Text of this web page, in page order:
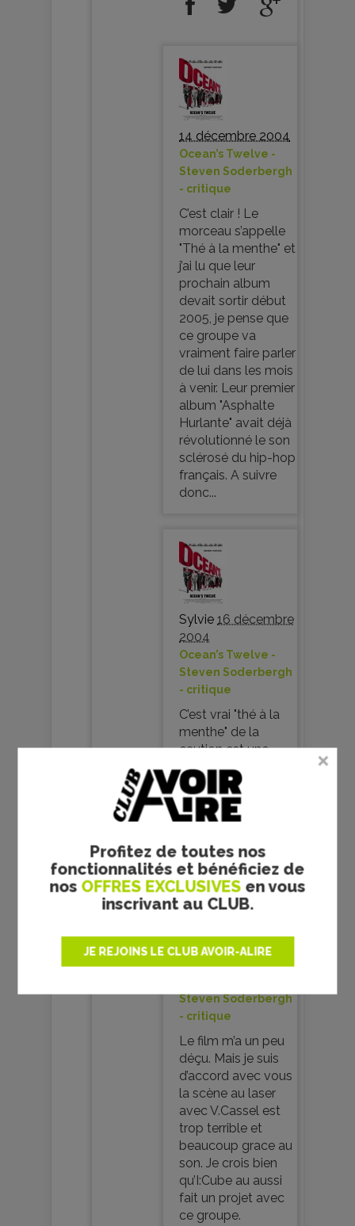
Profitez de toutes nos
fonctionnalités et bénéficiez de
nos OFFRES EXCLUSIVES en vous
inscrivant au CLUB.
JE REJOINS LE CLUB AVOIR-ALIRE
14 décembre 2004
Ocean’s Twelve -
Steven Soderbergh
- critique
C’est clair ! Le
morceau s’appelle
"Thé à la menthe" et
j’ai lu que leur
prochain album
devait sortir début
2005, je pense que
ce groupe va
vraiment faire parler
de lui dans les mois
à venir. Leur premier
album "Asphalte
Hurlante" avait déjà
révolutionné le son
sclérosé du hip-hop
français. A suivre
donc...
Sylvie 16 décembre
2004
Ocean’s Twelve -
Steven Soderbergh
- critique
C’est vrai "thé à la
menthe" de la
caution est une
tuerie, ca en fait du
representant
francais avec la
creme du cinema
27 décembre 2004
Steven Soderbergh
- critique
Le film m’a un peu
déçu. Mais je suis
d’accord avec vous
la scène au laser
avec V.Cassel est
trop terrible et
beaucoup grace au
son. Je crois bien
qu’I:Cube au aussi
fait un projet avec
ce groupe.